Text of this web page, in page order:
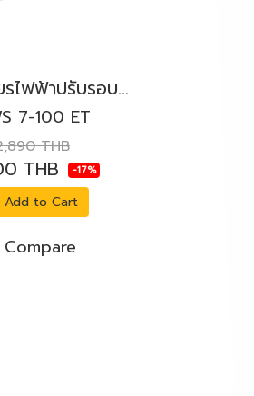
เครื่องเจียรไฟฟ้าปรับรอบ 4" 720W. BOSCH รุ่น GWS 7-100 ET สวิตช์ข้าง
7-100 ET
THB
THB -17%
Add to Cart
Compare